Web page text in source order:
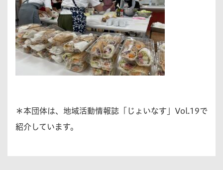
＊本団体は、地域活動情報誌「じょいなす」Vol.19で
紹介しています。